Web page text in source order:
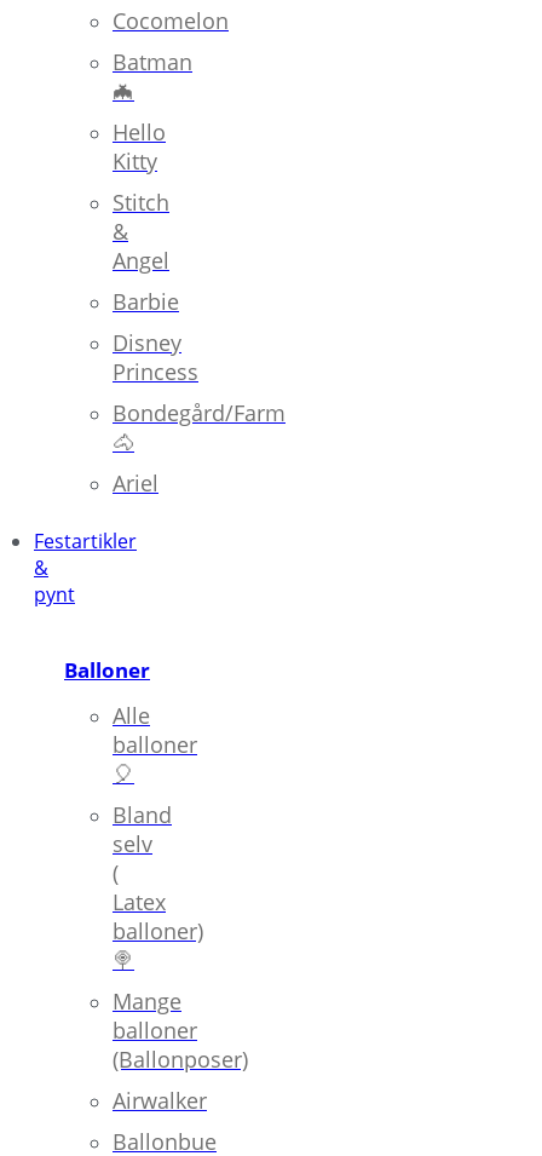
Cocomelon
Batman
🦇
Hello
Kitty
Stitch
&
Angel
Barbie
Disney
Princess
Bondegård/Farm
🐴
Ariel
Festartikler
&
pynt
Balloner
Alle
balloner
🎈
Bland
selv
(
Latex
balloner)
🍭
Mange
balloner
(Ballonposer)
Airwalker
Ballonbue